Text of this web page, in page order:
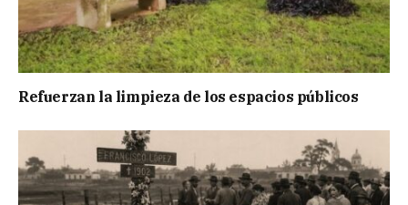
Refuerzan la limpieza de los espacios públicos